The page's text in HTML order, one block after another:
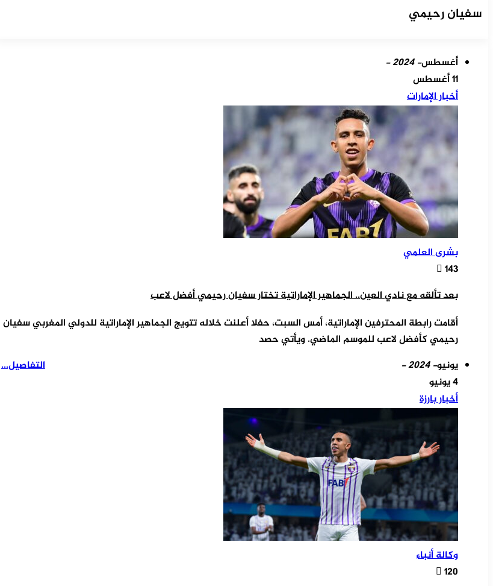
سفيان رحيمي
أغسطس- 2024 -
11 أغسطس
أخبار الإمارات
بشرى العلمي
143
بعد تألقه مع نادي العين.. الجماهير الإماراتية تختار سفيان رحيمي أفضل لاعب
أقامت رابطة المحترفين الإماراتية، أمس السبت، حفلا أعلنت خلاله تتويج الجماهير الإماراتية للدولي المغربي سفيان
رحيمي كأفضل لاعب للموسم الماضي. ويأتي حصد
التفاصيل...
يونيو- 2024 -
4 يونيو
أخبار بارزة
وكالة أنباء
120